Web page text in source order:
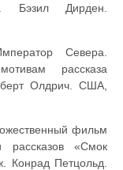
Бэзил Дирден.
Севера.
рассказа
Олдрич. США,
фильм
«Смок
Петцольд.